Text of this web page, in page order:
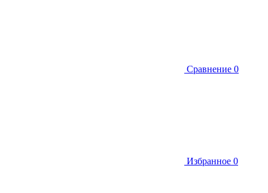
Сравнение 0
Избранное 0